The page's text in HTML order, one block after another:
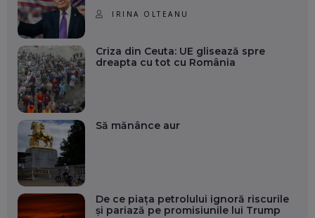
IRINA OLTEANU
Criza din Ceuta: UE glisează spre
dreapta cu tot cu România
Să mănânce aur
De ce piața petrolului ignoră riscurile
și pariază pe promisiunile lui Trump